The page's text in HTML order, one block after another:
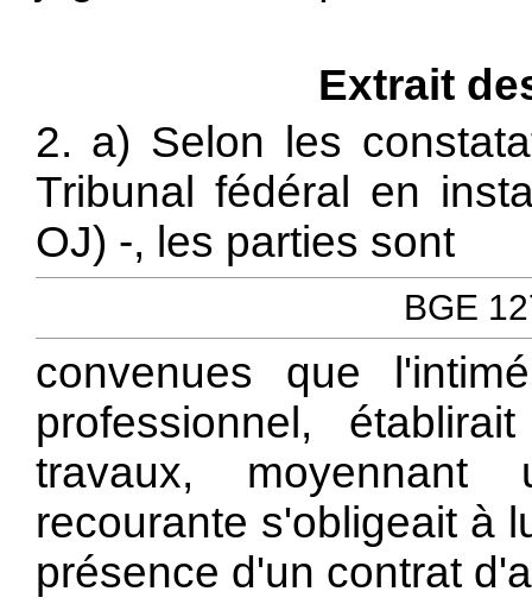
Extrait
2. a) Selon les
Tribunal fédéral en
OJ) -, les parties sont
BGE
convenues que
professionnel,
travaux,
recourante s'obligeait à
présence d'un contrat